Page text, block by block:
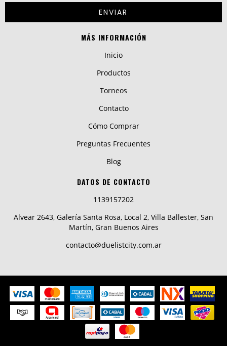
MÁS INFORMACIÓN
Inicio
Productos
Torneos
Contacto
Cómo Comprar
Preguntas Frecuentes
Blog
DATOS DE CONTACTO
1139157202
Alvear 2643, Galería Santa Rosa, Local 2, Villa Ballester, San
Martín, Gran Buenos Aires
contacto@duelistcity.com.ar